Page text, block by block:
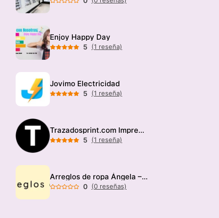
Enjoy Happy Day
5 (1 reseña)
Jovimo Electricidad
5 (1 reseña)
Trazadosprint.com Imprenta
5 (1 reseña)
Arreglos de ropa Ángela – Modista
0 (0 reseñas)